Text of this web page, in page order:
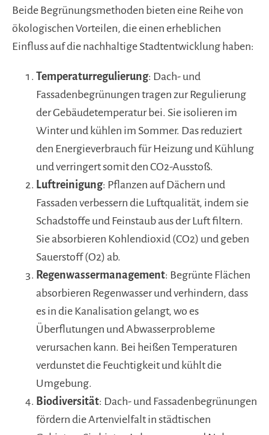
Beide Begrünungsmethoden bieten eine Reihe von
ökologischen Vorteilen, die einen erheblichen
Einfluss auf die nachhaltige Stadtentwicklung haben:
Temperaturregulierung: Dach- und
Fassadenbegrünungen tragen zur Regulierung
der Gebäudetemperatur bei. Sie isolieren im
Winter und kühlen im Sommer. Das reduziert
den Energieverbrauch für Heizung und Kühlung
und verringert somit den CO2-Ausstoß.
Luftreinigung: Pflanzen auf Dächern und
Fassaden verbessern die Luftqualität, indem sie
Schadstoffe und Feinstaub aus der Luft filtern.
Sie absorbieren Kohlendioxid (CO2) und geben
Sauerstoff (O2) ab.
Regenwassermanagement: Begrünte Flächen
absorbieren Regenwasser und verhindern, dass
es in die Kanalisation gelangt, wo es
Überflutungen und Abwasserprobleme
verursachen kann. Bei heißen Temperaturen
verdunstet die Feuchtigkeit und kühlt die
Umgebung.
Biodiversität: Dach- und Fassadenbegrünungen
fördern die Artenvielfalt in städtischen